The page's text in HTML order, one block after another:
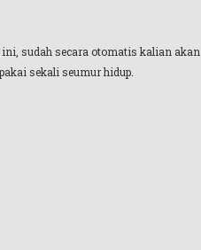
sudah secara otomatis kalian akan
sekali seumur hidup.